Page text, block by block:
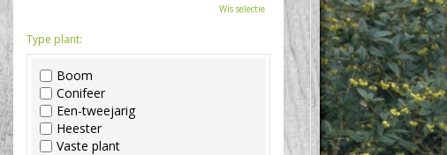
Wis selectie
Type plant:
Boom
Conifeer
Een-tweejarig
Heester
Vaste plant